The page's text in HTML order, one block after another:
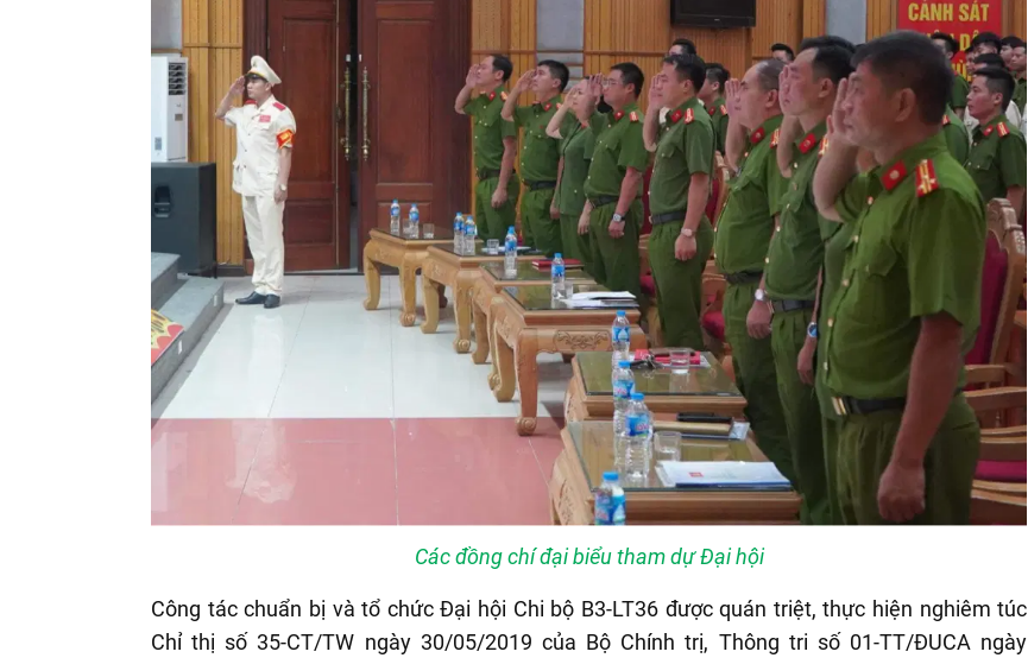
Các đồng chí đại biểu tham dự Đại hội
Công tác chuẩn bị và tổ chức Đại hội Chi bộ B3-LT36 được quán triệt, thực hiện nghiêm túc
Chỉ thị số 35-CT/TW ngày 30/05/2019 của Bộ Chính trị, Thông tri số 01-TT/ĐUCA ngày